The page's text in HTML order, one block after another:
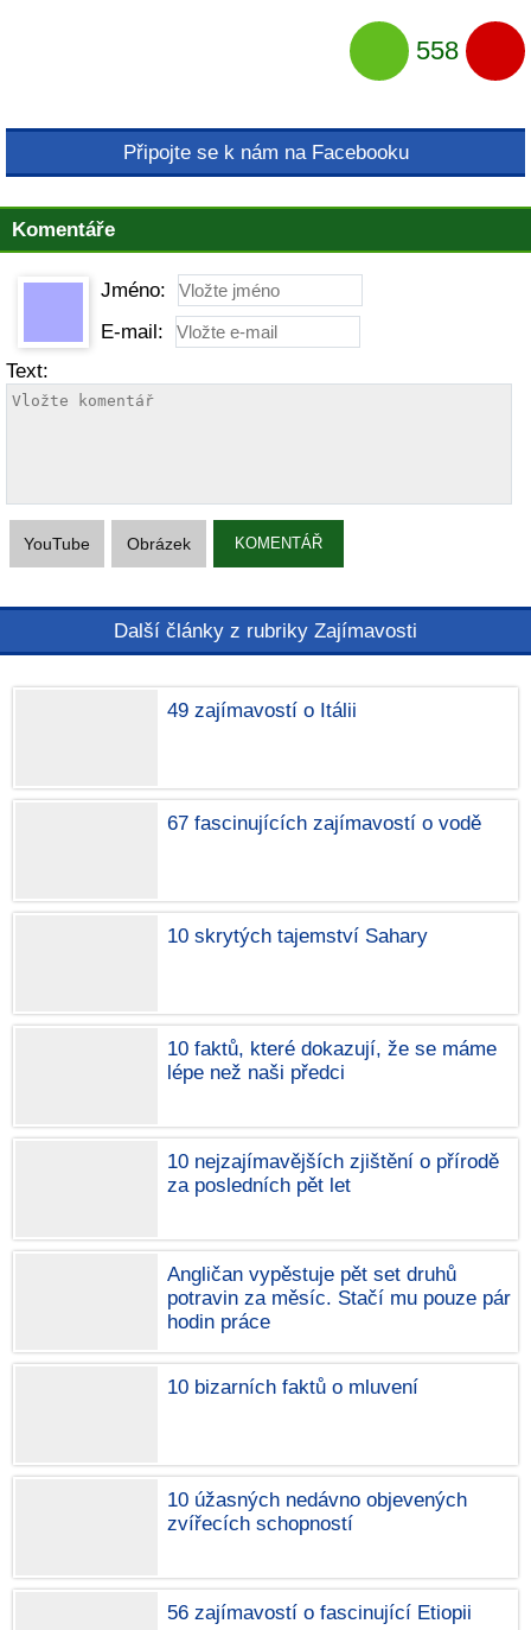
558
Připojte se k nám na Facebooku
Komentáře
Jméno:
E-mail:
Text:
YouTube Obrázek KOMENTÁŘ
Další články z rubriky Zajímavosti
49 zajímavostí o Itálii
67 fascinujících zajímavostí o vodě
10 skrytých tajemství Sahary
10 faktů, které dokazují, že se máme
lépe než naši předci
10 nejzajímavějších zjištění o přírodě
za posledních pět let
Angličan vypěstuje pět set druhů
potravin za měsíc. Stačí mu pouze pár
hodin práce
10 bizarních faktů o mluvení
10 úžasných nedávno objevených
zvířecích schopností
56 zajímavostí o fascinující Etiopii